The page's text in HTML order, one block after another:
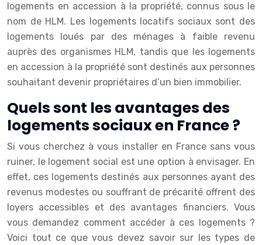
logements en accession à la propriété, connus sous le
nom de HLM. Les logements locatifs sociaux sont des
logements loués par des ménages à faible revenu
auprès des organismes HLM, tandis que les logements
en accession à la propriété sont destinés aux personnes
souhaitant devenir propriétaires d’un bien immobilier.
Quels sont les avantages des
logements sociaux en France ?
Si vous cherchez à vous installer en France sans vous
ruiner, le logement social est une option à envisager. En
effet, ces logements destinés aux personnes ayant des
revenus modestes ou souffrant de précarité offrent des
loyers accessibles et des avantages financiers. Vous
vous demandez comment accéder à ces logements ?
Voici tout ce que vous devez savoir sur les types de